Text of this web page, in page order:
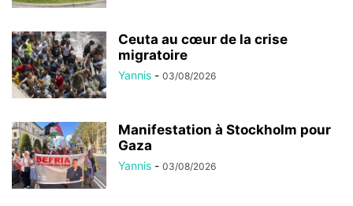
Ceuta au cœur de la crise
migratoire
Yannis - 03/08/2026
Manifestation à Stockholm pour
Gaza
Yannis - 03/08/2026